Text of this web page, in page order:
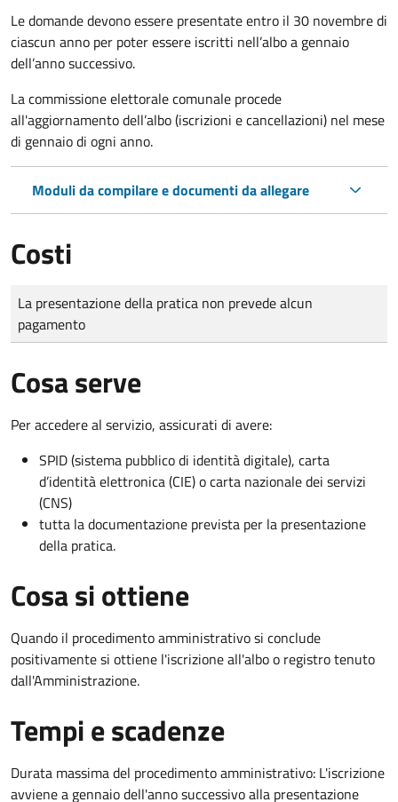
Le domandedevono essere presentate entro il 30 novembre di
ciascun anno per poter essere iscritti nell’albo a gennaio
dell’anno successivo.
La commissione elettorale comunale procede
all'aggiornamento dell’albo (iscrizioni e cancellazioni) nel mese
di gennaio di ogni anno.
Moduli da compilare e documenti da allegare
Costi
Tipo di pagamento
Importo
La presentazione della pratica non prevede alcun
pagamento
Cosa serve
Per accedere al servizio, assicurati di avere:
SPID (sistema pubblico di identità digitale), carta
d’identità elettronica (CIE) o carta nazionale dei servizi
(CNS)
tutta la documentazione prevista per la presentazione
della pratica.
Cosa si ottiene
Quando il procedimento amministrativo si conclude
positivamente si ottiene l'iscrizione all'albo o registro tenuto
dall'Amministrazione.
Tempi e scadenze
Durata massima del procedimento amministrativo: L'iscrizione
avviene a gennaio dell'anno successivo alla presentazione